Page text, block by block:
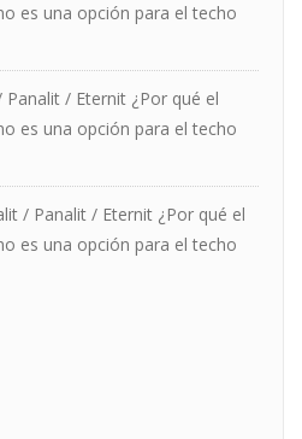
es una opción para el techo
Panalit / Eternit ¿Por qué el
es una opción para el techo
/ Panalit / Eternit ¿Por qué el
es una opción para el techo